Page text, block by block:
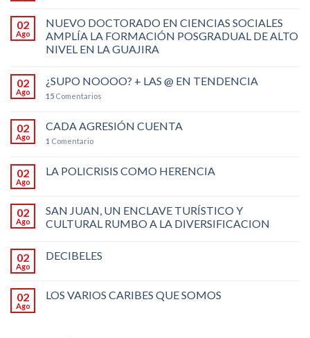
02
Ago
NUEVO DOCTORADO EN CIENCIAS SOCIALES
AMPLÍA LA FORMACIÓN POSGRADUAL DE ALTO
NIVEL EN LA GUAJIRA
02
Ago
¿SUPO NOOOO? + LAS @ EN TENDENCIA
15 Comentarios
02
Ago
CADA AGRESIÓN CUENTA
1 Comentario
02
Ago
LA POLICRISIS COMO HERENCIA
02
Ago
SAN JUAN, UN ENCLAVE TURÍSTICO Y
CULTURAL RUMBO A LA DIVERSIFICACION
02
Ago
DECIBELES
02
Ago
LOS VARIOS CARIBES QUE SOMOS